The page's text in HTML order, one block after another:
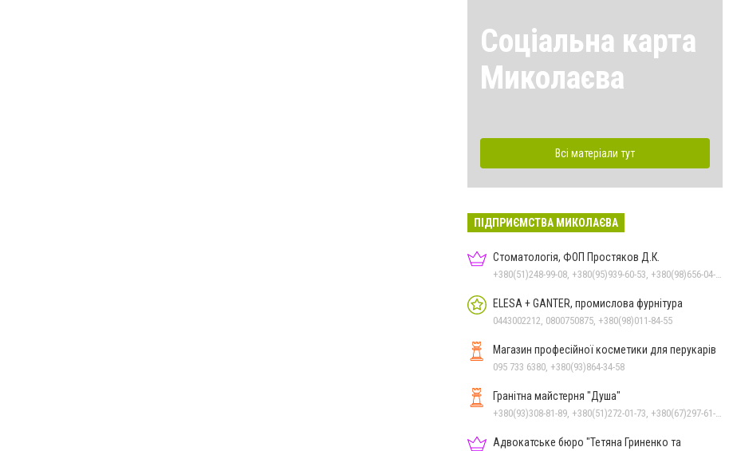
Соціальна карта
Миколаєва
Всі матеріали тут
ПІДПРИЄМСТВА МИКОЛАЄВА
Стоматологія, ФОП Простяков Д.К.
ELESA + GANTER, промислова фурнітура
0443002212, 0800750875, +380(98)011-84-55
Магазин професійної косметики для перукарів
095 733 6380, +380(93)864-34-58
Гранітна майстерня "Душа"
Адвокатське бюро "Тетяна Гриненко та